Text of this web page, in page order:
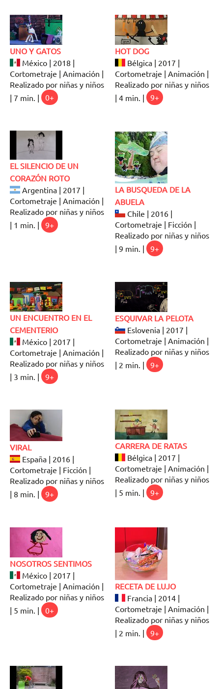
UNO Y GATOS
México | 2018 |
Cortometraje | Animación |
Realizado por niñas y niños
| 7 min. |
0+
HOT DOG
Bélgica | 2017 |
Cortometraje | Animación |
Realizado por niñas y niños
| 4 min. |
9+
EL SILENCIO DE UN
CORAZÓN ROTO
Argentina | 2017 |
Cortometraje | Animación |
Realizado por niñas y niños
| 1 min. |
9+
LA BUSQUEDA DE LA
ABUELA
Chile | 2016 |
Cortometraje | Ficción |
Realizado por niñas y niños
| 9 min. |
9+
UN ENCUENTRO EN EL
CEMENTERIO
México | 2017 |
Cortometraje | Animación |
Realizado por niñas y niños
| 3 min. |
9+
ESQUIVAR LA PELOTA
Eslovenia | 2017 |
Cortometraje | Animación |
Realizado por niñas y niños
| 2 min. |
9+
VIRAL
España | 2016 |
Cortometraje | Ficción |
Realizado por niñas y niños
| 8 min. |
9+
CARRERA DE RATAS
Bélgica | 2017 |
Cortometraje | Animación |
Realizado por niñas y niños
| 5 min. |
9+
NOSOTROS SENTIMOS
México | 2017 |
Cortometraje | Animación |
Realizado por niñas y niños
| 5 min. |
0+
RECETA DE LUJO
Francia | 2014 |
Cortometraje | Animación |
Realizado por niñas y niños
| 2 min. |
9+